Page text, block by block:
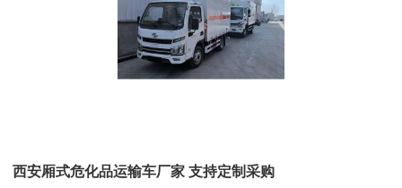
西安厢式危化品运输车厂家 支持定制采购